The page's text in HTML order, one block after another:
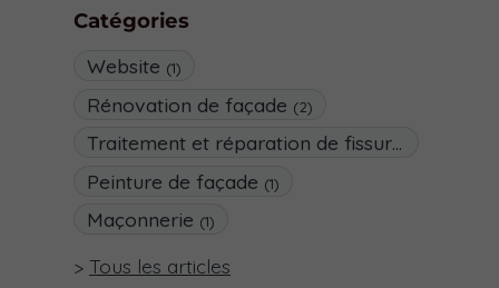
Catégories
Website (1)
Rénovation de façade (2)
Traitement et réparation de fissures
Peinture de façade (1)
Maçonnerie (1)
Tous les articles